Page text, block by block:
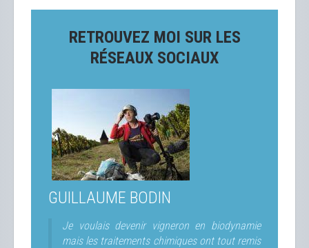
RETROUVEZ MOI SUR LES
RÉSEAUX SOCIAUX
GUILLAUME BODIN
Je voulais devenir vigneron en biodynamie
mais les traitements chimiques ont tout remis